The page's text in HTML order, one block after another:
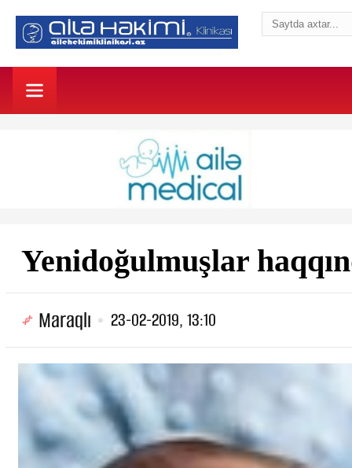
Yenidoğulmuşlar
Maraqlı 23-02-2019, 13:10